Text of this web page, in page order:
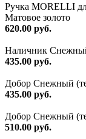
Ручка MORELLI
Матовое золото
620.00 руб.
Наличник
435.00 руб.
Добор Снежный
435.00 руб.
Добор Снежный
510.00 руб.